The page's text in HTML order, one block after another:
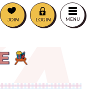
JOIN LOGIN MENU